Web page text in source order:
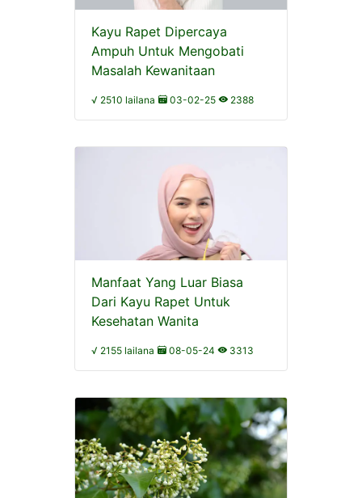
Kayu Rapet Dipercaya
Ampuh Untuk Mengobati
Masalah Kewanitaan
√ 2510 lailana 03-02-25 2388
Manfaat Yang Luar Biasa
Dari Kayu Rapet Untuk
Kesehatan Wanita
√ 2155 lailana 08-05-24 3313